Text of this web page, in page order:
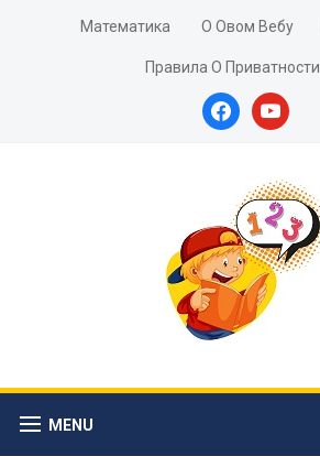
Математика О Овом Вебу
Правила О Приватности
facebookyoutube
MENU